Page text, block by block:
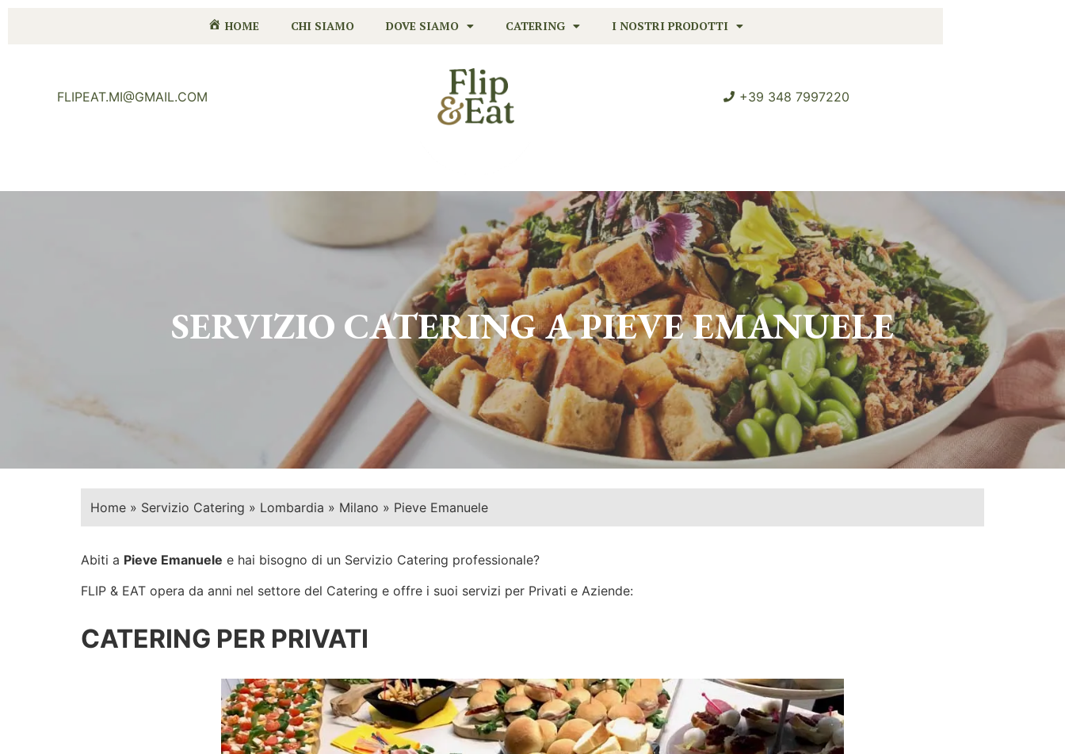
HOME CHI SIAMO DOVE SIAMO CATERING I NOSTRI PRODOTTI
FLIPEAT.MI@GMAIL.COM +39 348 7997220
SERVIZIO CATERING APIEVE EMANUELE
Home » Servizio Catering » Lombardia » Milano » Pieve Emanuele
Abiti a Pieve Emanuele e hai bisogno di un Servizio Catering professionale?
FLIP & EAT opera da anni nel settore del Catering e offre i suoi servizi per Privati e Aziende:
CATERING PER PRIVATI